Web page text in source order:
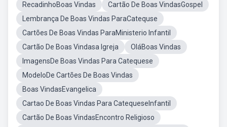
RecadinhoBoas Vindas
Cartão De Boas VindasGospel
Lembrança De Boas Vindas ParaCatequse
Cartões De Boas Vindas ParaMinisterio Infantil
Cartão De Boas Vindasa Igreja
OláBoas Vindas
ImagensDe Boas Vindas Para Catequese
ModeloDe Cartões De Boas Vindas
Boas VindasEvangelica
Cartao De Boas Vindas Para CatequeseInfantil
Cartão De Boas VindasEncontro Religioso